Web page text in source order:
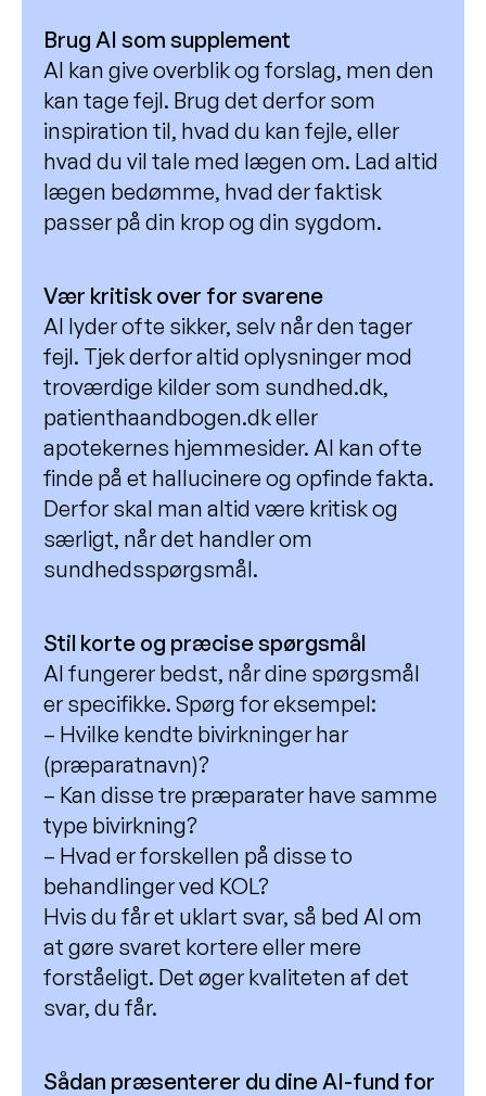
Brug AI som supplement
AI kan give overblik og forslag, men den
kan tage fejl. Brug det derfor som
inspiration til, hvad du kan fejle, eller
hvad du vil tale med lægen om. Lad altid
lægen bedømme, hvad der faktisk
passer på din krop og din sygdom.
Vær kritisk over for svarene
AI lyder ofte sikker, selv når den tager
fejl. Tjek derfor altid oplysninger mod
troværdige kilder som sundhed.dk,
patienthaandbogen.dk eller
apotekernes hjemmesider. AI kan ofte
finde på et hallucinere og opfinde fakta.
Derfor skal man altid være kritisk og
særligt, når det handler om
sundhedsspørgsmål.
Stil korte og præcise spørgsmål
AI fungerer bedst, når dine spørgsmål
er specifikke. Spørg for eksempel:
– Hvilke kendte bivirkninger har
(præparatnavn)?
– Kan disse tre præparater have samme
type bivirkning?
– Hvad er forskellen på disse to
behandlinger ved KOL?
Hvis du får et uklart svar, så bed AI om
at gøre svaret kortere eller mere
forståeligt. Det øger kvaliteten af det
svar, du får.
Sådan præsenterer du dine AI-fund for